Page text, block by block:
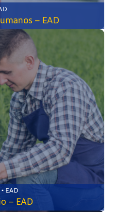
– EAD
Divinópolis-MG • Tecnológico • EAD
– EAD